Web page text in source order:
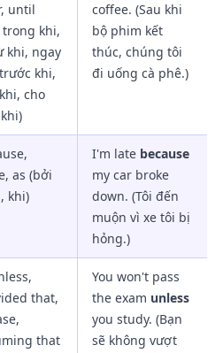
until
trong khi,
khi, ngay
khi,
cho
coffee. (Sau khi
bộ phim kết
thúc, chúng tôi
đi uống cà phê.)
as (bởi
khi)
I'm late because
my car broke
down. (Tôi đến
muộn vì xe tôi bị
hỏng.)
that,
that
You won't pass
the exam unless
you study. (Bạn
sẽ không vượt